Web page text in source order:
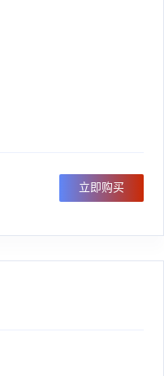
立即购买